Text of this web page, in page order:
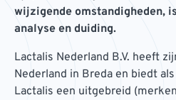
wijzigende omstandigheden,
analyse en duiding.
Lactalis Nederland B.V. heeft
Nederland in Breda en biedt
Lactalis een uitgebreid